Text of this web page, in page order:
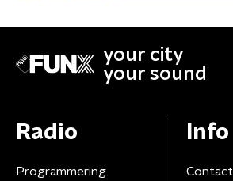
your city
your sound
Radio
Programmering
Info
Contact